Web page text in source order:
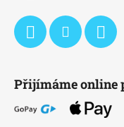
Přijímáme online